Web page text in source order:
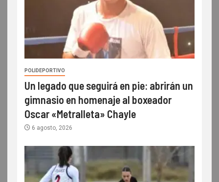
POLIDEPORTIVO
Un legado que seguirá en pie: abrirán un
gimnasio en homenaje al boxeador
Oscar «Metralleta» Chayle
6 agosto, 2026